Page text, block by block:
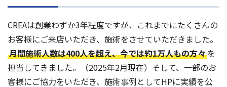
CREAは創業わずか3年程度ですが、これまでにたくさんの
お客様にご来店いただき、施術をさせていただきました。
月間施術人数は400人を超え、今では約1万人もの方々を
担当してきました。（2025年2月現在）そして、一部のお
客様にご協力をいただき、施術事例としてHPに実績を公